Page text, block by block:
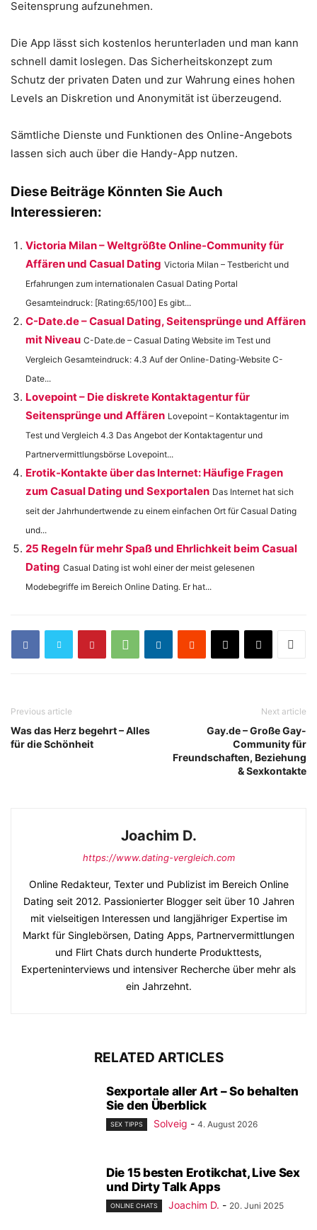
Seitensprung aufzunehmen.
Die App lässt sich kostenlos herunterladen und man kann
schnell damit loslegen. Das Sicherheitskonzept zum
Schutz der privaten Daten und zur Wahrung eines hohen
Levels an Diskretion und Anonymität ist überzeugend.
Sämtliche Dienste und Funktionen des Online-Angebots
lassen sich auch über die Handy-App nutzen.
Diese Beiträge Könnten Sie Auch
Interessieren:
Victoria Milan – Weltgrößte Online-Community für
Affären und Casual Dating Victoria Milan – Testbericht und
Erfahrungen zum internationalen Casual Dating Portal
Gesamteindruck: [Rating:65/100] Es gibt...
C-Date.de – Casual Dating, Seitensprünge und Affären
mit Niveau C-Date.de – Casual Dating Website im Test und
Vergleich Gesamteindruck: 4.3 Auf der Online-Dating-Website C-
Date...
Lovepoint – Die diskrete Kontaktagentur für
Seitensprünge und Affären Lovepoint – Kontaktagentur im
Test und Vergleich 4.3 Das Angebot der Kontaktagentur und
Partnervermittlungsbörse Lovepoint...
Erotik-Kontakte über das Internet: Häufige Fragen
zum Casual Dating und Sexportalen Das Internet hat sich
seit der Jahrhundertwende zu einem einfachen Ort für Casual Dating
und...
25 Regeln für mehr Spaß und Ehrlichkeit beim Casual
Dating Casual Dating ist wohl einer der meist gelesenen
Modebegriffe im Bereich Online Dating. Er hat...
Previous article
Was das Herz begehrt – Alles
für die Schönheit
Next article
Gay.de – Große Gay-
Community für
Freundschaften, Beziehung
& Sexkontakte
Joachim D.
https://www.dating-vergleich.com
Online Redakteur, Texter und Publizist im Bereich Online
Dating seit 2012. Passionierter Blogger seit über 10 Jahren
mit vielseitigen Interessen und langjähriger Expertise im
Markt für Singlebörsen, Dating Apps, Partnervermittlungen
und Flirt Chats durch hunderte Produkttests,
Experteninterviews und intensiver Recherche über mehr als
ein Jahrzehnt.
RELATED ARTICLES
Sexportale aller Art – So behalten
Sie den Überblick
SEX TIPPS Solveig - 4. August 2026
Die 15 besten Erotikchat, Live Sex
und Dirty Talk Apps
ONLINE CHATS Joachim D. - 20. Juni 2025